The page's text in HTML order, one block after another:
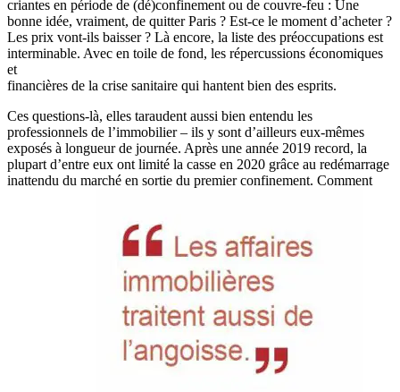
criantes en période de (dé)confinement ou de couvre-feu : Une
bonne idée, vraiment, de quitter Paris ? Est-ce le moment d’acheter ?
Les prix vont-ils baisser ? Là encore, la liste des préoccupations est
interminable. Avec en toile de fond, les répercussions économiques
et
financières de la crise sanitaire qui hantent bien des esprits.
Ces questions-là, elles taraudent aussi bien entendu les
professionnels de l’immobilier – ils y sont d’ailleurs eux-mêmes
exposés à longueur de journée. Après une année 2019 record, la
plupart d’entre eux ont limité la casse en 2020 grâce au redémarrage
inattendu du marché en sortie du premier confinement. Comment